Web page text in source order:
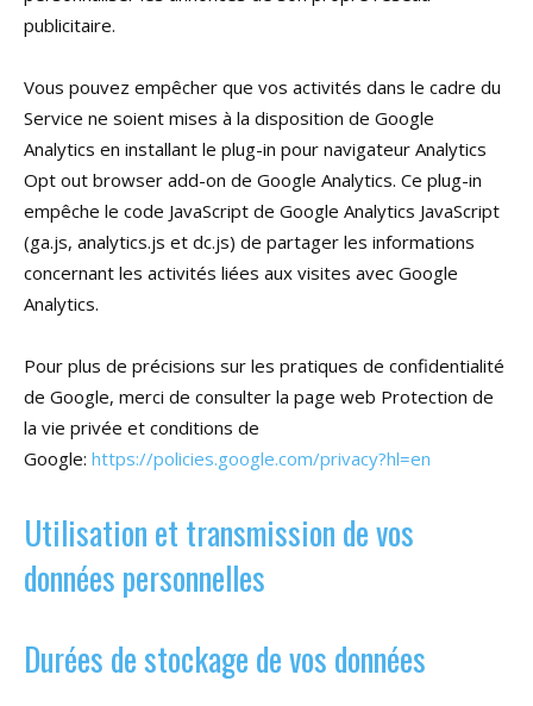
publicitaire.
Vous pouvez empêcher que vos activités dans le cadre du
Service ne soient mises à la disposition de Google
Analytics en installant le plug-in pour navigateur Analytics
Opt out browser add-on de Google Analytics. Ce plug-in
empêche le code JavaScript de Google Analytics JavaScript
(ga.js, analytics.js et dc.js) de partager les informations
concernant les activités liées aux visites avec Google
Analytics.
Pour plus de précisions sur les pratiques de confidentialité
de Google, merci de consulter la page web Protection de
la vie privée et conditions de
Google: https://policies.google.com/privacy?hl=en
Utilisation et transmission de vos
données personnelles
Durées de stockage de vos données